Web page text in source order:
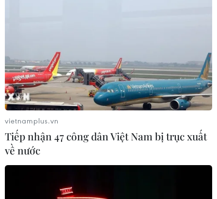
rộng nhanh chóng nhờ Olympic Paris
vietnamplus.vn
Tiếp nhận 47 công dân Việt Nam bị trục xuất
về nước